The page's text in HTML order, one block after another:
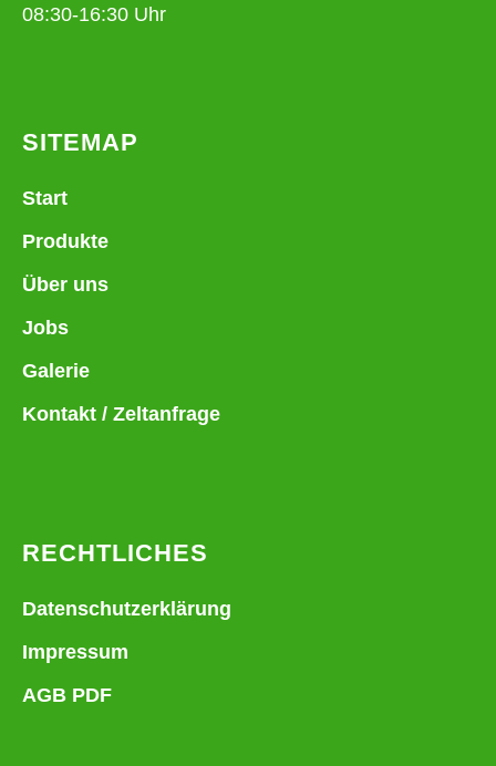
08:30-16:30 Uhr
SITEMAP
Start
Produkte
Über uns
Jobs
Galerie
Kontakt / Zeltanfrage
RECHTLICHES
Datenschutzerklärung
Impressum
AGB PDF